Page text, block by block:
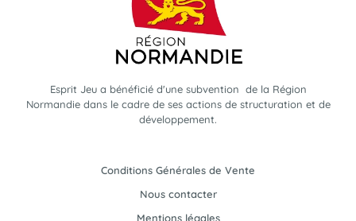
Esprit Jeu a bénéficié d'une subvention de la Région
Normandie dans le cadre de ses actions de structuration et de
développement.
Conditions Générales de Vente
Nous contacter
Mentions légales